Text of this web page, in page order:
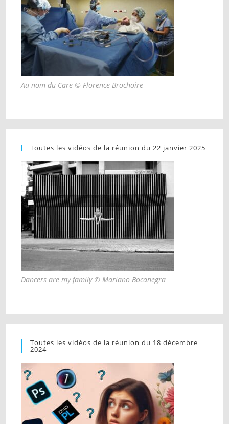
Au nom du Care © Florence Brochoire
Toutes les vidéos de la réunion du 22 janvier 2025
Dancers are my family © Mariano Bocanegra
Toutes les vidéos de la réunion du 18 décembre
2024